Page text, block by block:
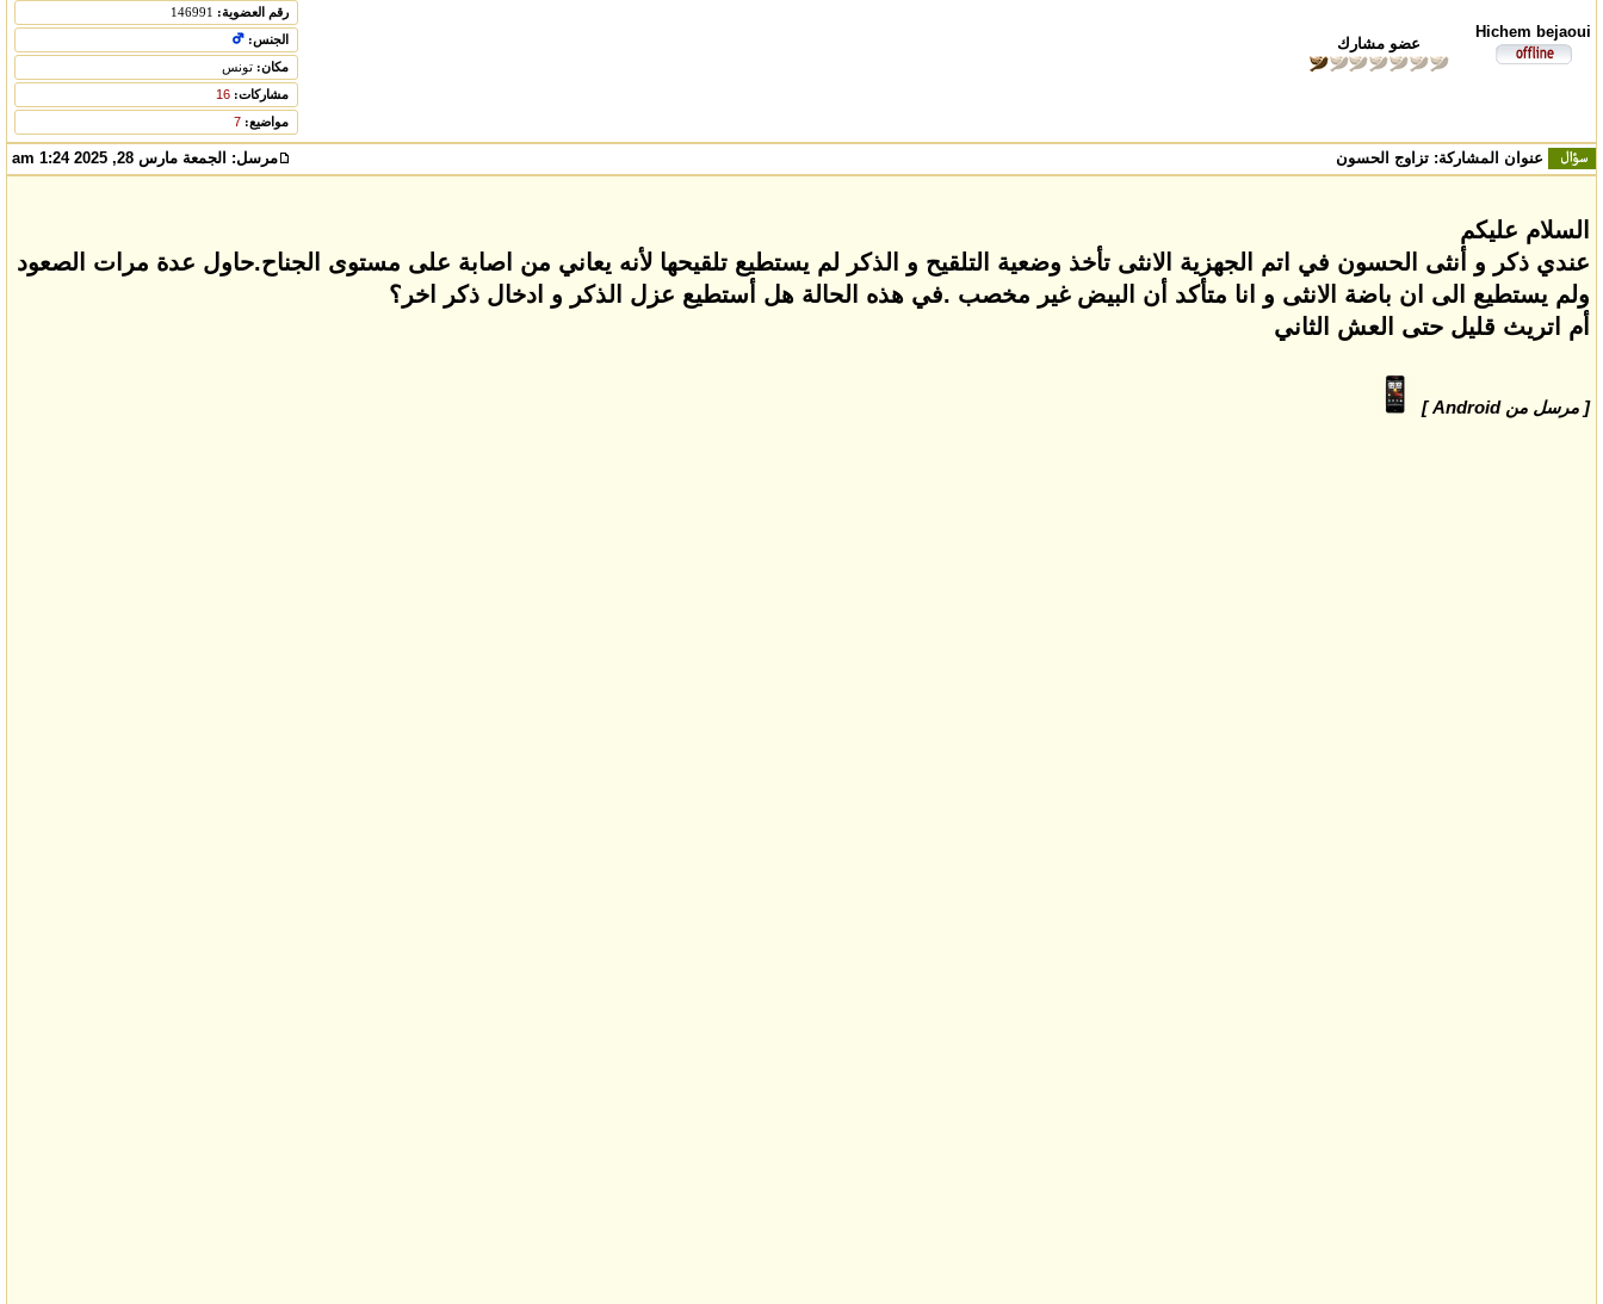
Hichem bejaoui
عضو مشارك
رقم العضوية:
الجنس:
مكان: تونس
مشاركات: 16
مواضيع: 7
عنوان المشاركة: تزاوج الحسون مرسل: الجمعة مارس 28, 2025 1:24 am
السلام عليكم
عندي ذكر و أنثى الحسون في اتم الجهزية الانثى تأخذ وضعية التلقيح و الذكر لم يستطيع تلقيحها لأنه يعاني من اصابة على مستوى الجناح.حاول عدة مرات الصعود
ولم يستطيع الى ان باضة الانثى و انا متأكد أن البيض غير مخصب .في هذه الحالة هل أستطيع عزل الذكر و ادخال ذكر اخر؟
أم اتريث قليل حتى العش الثاني
[ مرسل من Android ]